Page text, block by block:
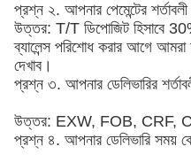
প্রশ্ন ২. আপনার পেমেন্টের
উত্তর: T/T ডিপোজিট হিসাবে
ব্যালেন্স পরিশোধ করার আগে
দেখাব।
প্রশ্ন ৩. আপনার ডেলিভারির
উত্তর: EXW, FOB, CRF,
প্রশ্ন ৪. আপনার ডেলিভারি সময়